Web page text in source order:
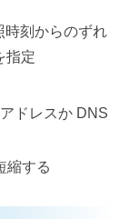
時刻からのずれ
指定
ドレスか DNS
縮する